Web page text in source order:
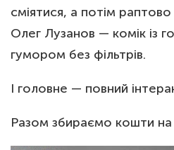
сміятися, а потім раптово
Олег Лузанов — комік із
гумором без фільтрів.
І головне — повний
Разом збираємо кошти на